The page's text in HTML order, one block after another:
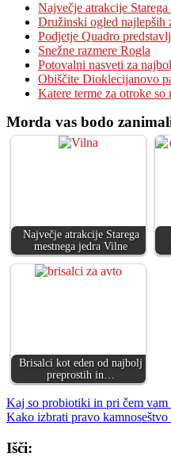
Največje atrakcije
Družinski ogled najlepših
Podjetje Quadro
Snežne razmere Rogla
Potovalni nasveti za
Obiščite Dioklecijanovo
Katere terme za otroke
Morda vas bodo
Največje atrakcije Starega
mestnega jedra Vilne
Brisalci kot eden od najbolj
preprostih in…
Navigacija
prispevka
Kaj so probiotiki in pri čem
Kako izbrati pravo kamnoseštvo
Išči: